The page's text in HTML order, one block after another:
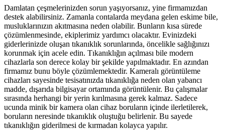
Damlatan çeşmelerinizden sorun yaşıyorsanız, yine firmamızdan
destek alabilirsiniz. Zamanla contalarda meydana gelen eskime bile,
musluklarınızın akıtmasına neden olabilir. Bunların kısa sürede
çözümlenmesinde, ekiplerimiz yardımcı olacaktır. Evinizdeki
giderlerinizde oluşan tıkanıklık sorunlarında, öncelikle sağlığınızı
korunmak için acele edin. Tıkanıklığın açılması bile modern
cihazlarla son derece kolay bir şekilde yapılmaktadır. En azından
firmamız bunu böyle çözümlemektedir. Kameralı görüntüleme
cihazları sayesinde tesisatınızda tıkanıklığa neden olan yabancı
madde, dışarıda bilgisayar ortamında görüntülenir. Bu çalışmalar
sırasında herhangi bir yerin kırılmasına gerek kalmaz. Sadece
ucunda minik bir kamera olan cihaz boruların içinde ilerletilerek,
boruların neresinde tıkanıklık oluştuğu belirlenir. Bu sayede
tıkanıklığın giderilmesi de kırmadan kolayca yapılır.